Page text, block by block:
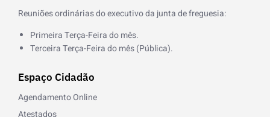
Reuniões ordinárias do executivo da junta de freguesia:
Primeira Terça-Feira do mês.
Terceira Terça-Feira do mês (Pública).
Espaço Cidadão
Agendamento Online
Atestados